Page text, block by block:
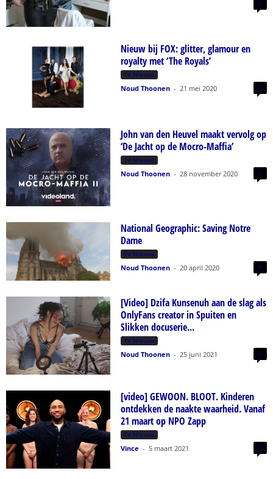
0
Nieuw bij FOX: glitter, glamour en
royalty met ‘The Royals’
TV Nieuws
Noud Thoonen - 21 mei 2020 0
John van den Heuvel maakt vervolg op
‘De Jacht op de Mocro-Maffia’
TV Nieuws
Noud Thoonen - 28 november 2020 0
National Geographic: Saving Notre
Dame
TV Nieuws
Noud Thoonen - 20 april 2020 0
[Video] Dzifa Kunsenuh aan de slag als
OnlyFans creator in Spuiten en
Slikken docuserie...
TV Nieuws
Noud Thoonen - 25 juni 2021 0
[video] GEWOON. BLOOT. Kinderen
ontdekken de naakte waarheid. Vanaf
21 maart op NPO Zapp
TV Nieuws
Vince - 5 maart 2021 0